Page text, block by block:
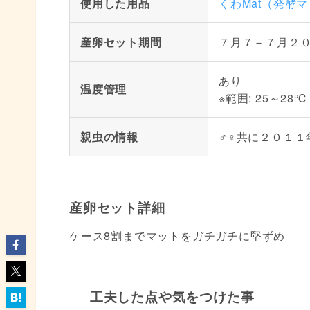
産卵セット期間 ７月７－７月２０
温度管理
あり
※範囲: 25～28℃
親虫の情報 ♂♀共に２０１１
産卵セット詳細
ケース8割までマットをガチガチに堅ずめ
工夫した点や気をつけた事